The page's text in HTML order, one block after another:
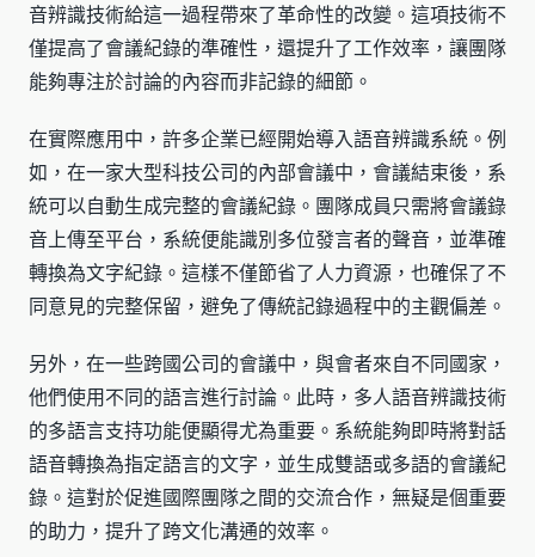
音辨識技術給這一過程帶來了革命性的改變。這項技術不
僅提高了會議紀錄的準確性，還提升了工作效率，讓團隊
能夠專注於討論的內容而非記錄的細節。
在實際應用中，許多企業已經開始導入語音辨識系統。例
如，在一家大型科技公司的內部會議中，會議結束後，系
統可以自動生成完整的會議紀錄。團隊成員只需將會議錄
音上傳至平台，系統便能識別多位發言者的聲音，並準確
轉換為文字紀錄。這樣不僅節省了人力資源，也確保了不
同意見的完整保留，避免了傳統記錄過程中的主觀偏差。
另外，在一些跨國公司的會議中，與會者來自不同國家，
他們使用不同的語言進行討論。此時，多人語音辨識技術
的多語言支持功能便顯得尤為重要。系統能夠即時將對話
語音轉換為指定語言的文字，並生成雙語或多語的會議紀
錄。這對於促進國際團隊之間的交流合作，無疑是個重要
的助力，提升了跨文化溝通的效率。